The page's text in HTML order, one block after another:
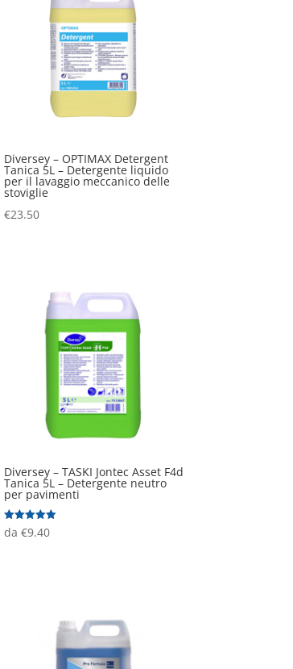
Diversey – OPTIMAX Detergent
Tanica 5L – Detergente liquido
per il lavaggio meccanico delle
stoviglie
€23.50
Diversey – TASKI Jontec Asset F4d
Tanica 5L – Detergente neutro
per pavimenti
Valutato
5.00
da€9.40